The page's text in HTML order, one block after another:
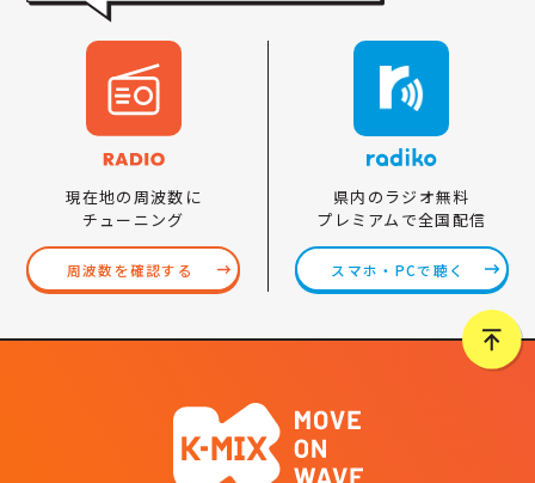
現在地の周波数に
チューニング
周波数を確認する
県内のラジオ無料
プレミアムで全国配信
スマホ・PCで聴く